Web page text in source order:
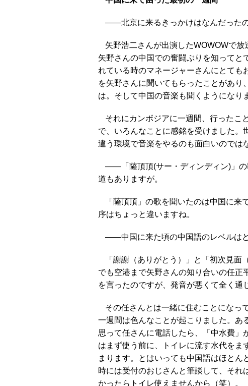
――北京に来るきっかけはなんだったの
矢野浩二さんが出演したWOWOWで放
矢野さんの中国での奮闘ぶりを知ってと
れている時のマネージャーさんにとても
を矢野さんに聞いてもらったことがあ
は。そして中国の音楽も聞くようになり
それにカンボジアに一週間、行ったこ
で、いろんなことに感銘を受けました。
違う環境で音楽をやるのも面白いのでは
――「薩頂頂(サー・ディンディン)」の
道もありますが。
「薩頂頂」の歌を聞いたのは中国に
序はちょっと違いますね。
――中国に来た頃の中国語のレベルは
「謝謝（ありがとう）」と「初次見面
でも空港まで矢野さんの知り合いの任
を言ったのですが、発音が悪くて全く通
その任さんとは一緒に住むことになっ
一週間は色んなことが起こりました。あ
思って任さんに電話したら、「中水費」
はまず使う前に、トイレに流す水代をま
まります。とはいっても中国語はほと
時には受付のおじさんと筆談して、それ
かったらトイレ使えませんから（笑）。